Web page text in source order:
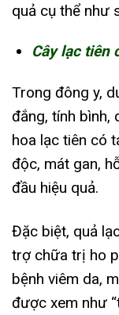
quả cụ thể như
Cây lạc tiên
Trong đông y,
đắng, tính bình,
hoa lạc tiên có
độc, mát gan,
đầu hiệu quả.
Đặc biệt, quả
trợ chữa trị ho
bệnh viêm da,
được xem như